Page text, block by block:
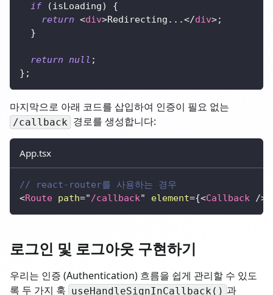
if
(isLoading)
{
return <div>Redirecting...</div>;
}
return null ;
} ;
마지막으로 아래 코드를 삽입하여 인증이 필요 없는
/callback 경로를 생성합니다:
App.tsx
// react-router를 사용하는 경우
<Route path="/callback" element={<Callback />
로그인 및 로그아웃 구현하기
우리는 인증 (Authentication) 흐름을 쉽게 관리할 수 있도
록 두 가지 훅 useHandleSignInCallback() 과